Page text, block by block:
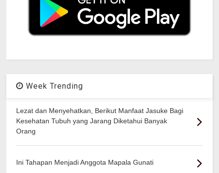
Week Trending
Lezat dan Menyehatkan, Berikut Manfaat Jasuke Bagi
Kesehatan Tubuh yang Jarang Diketahui Banyak
Orang
Ini Tahapan Menjadi Anggota Mapala Gunati